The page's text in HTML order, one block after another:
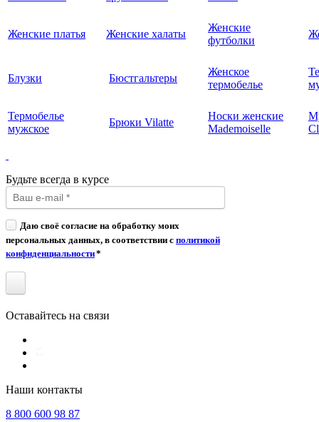
Женские платья Женские халаты
Женские
футболки
Блузки Бюстгальтеры
Женское
термобелье
Термобелье
мужское
Брюки Vilatte
Носки женские
Mademoiselle
Будьте всегда в курсе
Даю своё согласие на обработку моих
персональных данных, в соответствии с политикой
конфиденциальности*
Оставайтесь на связи
Наши контакты
8 800 600 98 87